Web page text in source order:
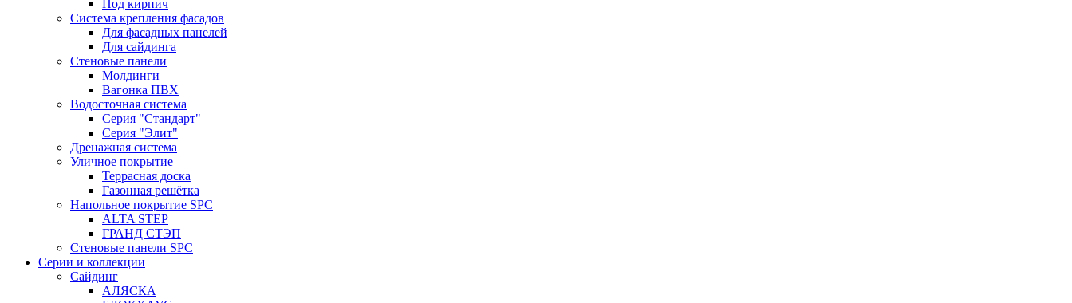
Под кирпич
Система крепления фасадов
Для фасадных панелей
Для сайдинга
Стеновые панели
Молдинги
Вагонка ПВХ
Водосточная система
Серия "Стандарт"
Серия "Элит"
Дренажная система
Уличное покрытие
Террасная доска
Газонная решётка
Напольное покрытие SPC
ALTA STEP
ГРАНД СТЭП
Стеновые панели SPC
Серии и коллекции
Сайдинг
АЛЯСКА